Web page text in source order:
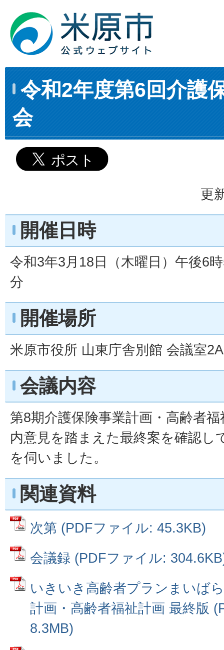
令和2年度第6回介護
会
更
開催日時
令和3年3月18日（木曜日）午後6
分
開催場所
米原市役所 山東庁舎別館 会議室
会議内容
第8期介護保険事業計画・高齢者
内意見を踏まえた最終案を確認し
を伺いました。
関連資料
次第 (PDFファイル: 45.3KB)
会議録 (PDFファイル:
いきいき高齢者プランまいば
計画・高齢者福祉計画 最終版
8.3MB)